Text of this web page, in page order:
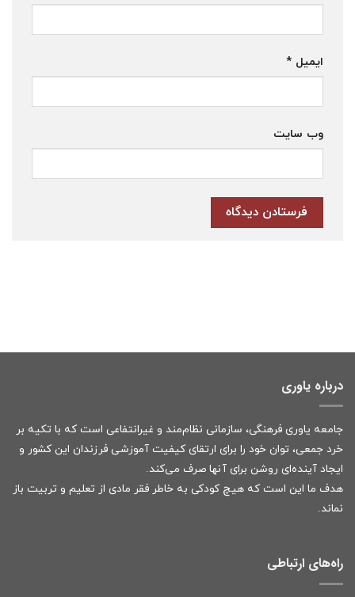
ایمیل *
وب‌ سایت
درباره یاوری
جامعه یاوری فرهنگی، سازمانی نظام‌مند و غیرانتفاعی است که با تکیه بر
خرد جمعی، توان خود را برای ارتقای کیفیت آموزشی فرزندان این کشور و
ایجاد آینده‌ای روشن برای آنها صرف می‌کند.
هدف ما این است که هیچ کودکی به خاطر فقر مادی از تعلیم و تربیت باز
نماند.
راه‌های ارتباطی